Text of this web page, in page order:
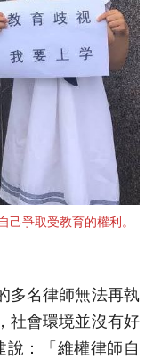
己爭取受教育的權利。
多名律師無法再執
社會環境並沒有好
說：「維權律師自